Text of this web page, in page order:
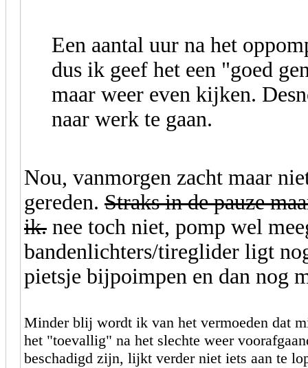
Een aantal uur na het
dus ik geef het een "goed
maar weer even kijken.
naar werk te gaan.
Nou, vanmorgen zacht maar
gereden. Straks in de pauze
ik. nee toch niet, pomp wel
bandenlichters/tireglider ligt
pietsje bijpoimpen en dan nog
Minder blij wordt ik van het vermoeden dat
het "toevallig" na het slechte weer
beschadigd zijn, lijkt verder niet iets aan te